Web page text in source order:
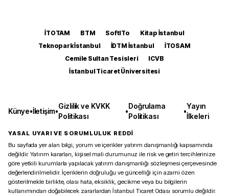
İTOTAM BTM SoftITo
Kitap İstanbul
Teknopark İstanbul
İDTM İstanbul
İTOSAM
Cemile Sultan Tesisleri
ICVB
İstanbul Ticaret Üniversitesi
Künye•İletişim•
Gizlilik ve KVKK
Politikası
•
Doğrulama
Politikası
•
Yayın
İlkeleri
YASAL UYARI VE SORUMLULUK REDDİ
Bu sayfada yer alan bilgi, yorum ve içerikler yatırım danışmanlığı kapsamında
değildir. Yatırım kararları, kişisel mali durumunuz ile risk ve getiri tercihlerinize
göre yetkili kurumlarla yapılacak yatırım danışmanlığı sözleşmesi çerçevesinde
değerlendirilmelidir. İçeriklerin doğruluğu ve güncelliği için azami özen
gösterilmekle birlikte, olası hata, eksiklik, gecikme veya bu bilgilerin
kullanımından doğabilecek zararlardan İstanbul Ticaret Odası sorumlu değildir.